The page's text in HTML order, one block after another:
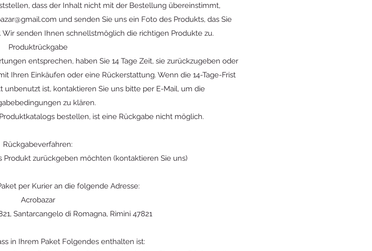
dass der Inhalt nicht mit der Bestellung übereinstimmt,
und senden Sie uns ein Foto des Produkts, das Sie
senden Ihnen schnellstmöglich die richtigen Produkte zu.
Produktrückgabe
entsprechen, haben Sie 14 Tage Zeit, sie zurückzugeben oder
Ihren Einkäufen oder eine Rückerstattung. Wenn die 14-Tage-Frist
unbenutzt ist, kontaktieren Sie uns bitte per E-Mail, um die
zu klären.
bestellen, ist eine Rückgabe nicht möglich.
Rückgabeverfahren:
Produkt zurückgeben möchten (kontaktieren Sie uns)
per Kurier an die folgende Adresse:
Acrobazar
Santarcangelo di Romagna, Rimini 47821
in Ihrem Paket Folgendes enthalten ist: